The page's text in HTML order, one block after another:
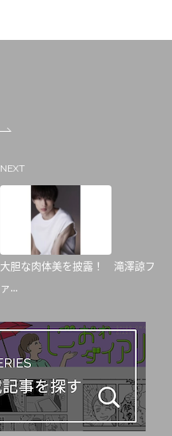
NEXT
大胆な肉体美を披露！ 滝澤諒フ
ァ...